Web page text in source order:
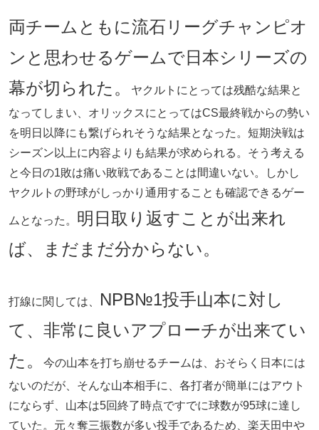
両チームともに流石リーグチャンピオ
ンと思わせるゲームで日本シリーズの
幕が切られた。
ヤクルトにとっては残酷な結果と
なってしまい、オリックスにとってはCS最終戦からの勢い
を明日以降にも繋げられそうな結果となった。短期決戦は
シーズン以上に内容よりも結果が求められる。そう考える
と今日の1敗は痛い敗戦であることは間違いない。しかし
ヤクルトの野球がしっかり通用することも確認できるゲー
ムとなった。 明日取り返すことが出来れ
ば、まだまだ分からない。
打線に関しては、
NPB№1投手山本に対し
て、非常に良いアプローチが出来てい
た。
今の山本を打ち崩せるチームは、おそらく日本には
ないのだが、そんな山本相手に、各打者が簡単にはアウト
にならず、山本は5回終了時点ですでに球数が95球に達し
ていた。元々奪三振数が多い投手であるため、楽天田中や